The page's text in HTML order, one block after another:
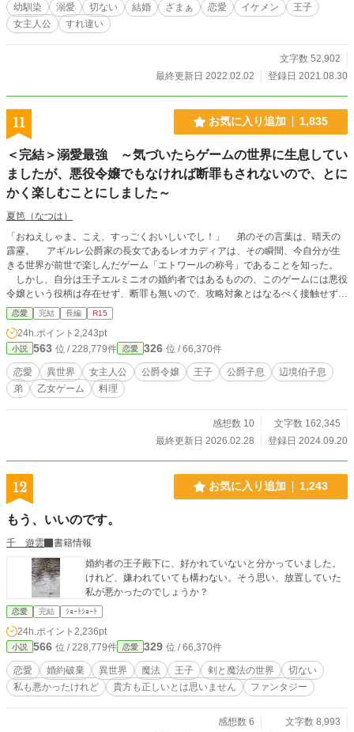
幼馴染 溺愛 切ない 結婚 ざまぁ 恋愛 イケメン
王子
女主人公
すれ違い
文字数 52,902
最終更新日 2022.02.02
登録日 2021.08.30
11 お気に入り追加 1,835
＜完結＞溺愛最強 ～気づいたらゲームの世界に生息してい
ましたが、悪役令嬢でもなければ断罪もされないので、とに
かく楽しむことにしました～
夏笆（なつは）
「おねえしゃま。こえ、すっごくおいしいでし！」 弟のその言葉は、晴天の
霹靂。 アギルレ公爵家の長女であるレオカディアは、その瞬間、今自分が生
きる世界が前世で楽しんだゲーム「エトワールの称号」であることを知った。
しかし、自分は王子エルミニオの婚約者ではあるものの、このゲームには悪役
令嬢という役柄は存在せず、断罪も無いので、攻略対象とはなるべく接触せず、
穏便に生きて行けば大丈夫と、生きることを楽しむことに決める。 醤油が欲
しい、うにが食べたい。 レオカディアが何か「おねだり」するたびに、アギ
ルレ領は、周りの領をも巻き込んで豊かになっていく。 既にゲームとは違う
展開になっている人間関係、その学院で、ゲームのヒロインは前世の記憶通りに
攻略を開始するのだが・・・・・？ 小説家になろうにも掲載しています。 本編
完結済み。 続きのお話を、掲載中です。 続きのお話も、完結しました。
恋愛 完結 長編 R15
24h.ポイント 2,243pt
小説 563 位 / 228,779件 恋愛 326 位 / 66,370件
恋愛 異世界 女主人公 公爵令嬢 王子 公爵子息
辺境伯子息
弟
乙女ゲーム 料理
感想数 10
文字数 162,345
最終更新日 2026.02.28
登録日 2024.09.20
12 お気に入り追加 1,243
もう、いいのです。
千 遊雲
書籍情報
婚約者の王子殿下に、好かれていないと分かっていました。
けれど、嫌われていても構わない。そう思い、放置していた
私が悪かったのでしょうか？
恋愛 完結 ｼｮｰﾄｼｮｰﾄ
24h.ポイント 2,236pt
小説 566 位 / 228,779件 恋愛 329 位 / 66,370件
恋愛 婚約破棄 異世界 魔法 王子 剣と魔法の世界
切ない
私も悪かったけれど
貴方も正しいとは思いません ファンタジー
感想数 6
文字数 8,993